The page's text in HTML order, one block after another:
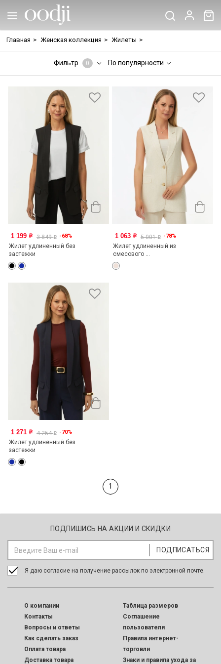
Главная > Женская коллекция > Жилеты >
Фильтр 0 По популярности
1 199 o 3 849o -68%
Жилет удлиненный без
застежки
1 063 o 5 001o -78%
Жилет удлиненный из
смесового ...
1 271 o 4 254o -70%
Жилет удлиненный без
застежки
1
ПОДПИШИСЬ НА АКЦИИ И СКИДКИ
Я даю согласие на получение рассылок по электронной почте.
O компании
Контакты
Вопросы и ответы
Как сделать заказ
Оплата товара
Доставка товара
Таблица размеров
Соглашение
пользователя
Правила интернет-
торговли
Знаки и правила ухода за